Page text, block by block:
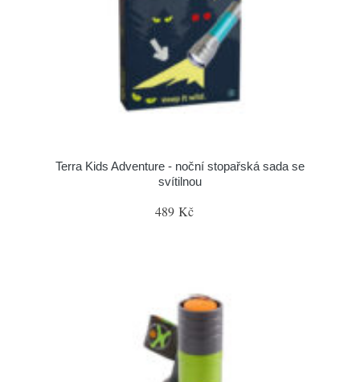
Terra Kids Adventure - noční stopařská sada se
svítilnou
489 Kč